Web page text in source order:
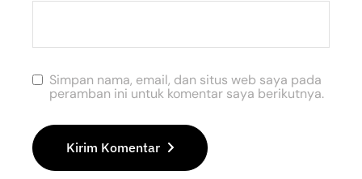
Simpan nama, email, dan situs web saya pada
peramban ini untuk komentar saya berikutnya.
Kirim Komentar